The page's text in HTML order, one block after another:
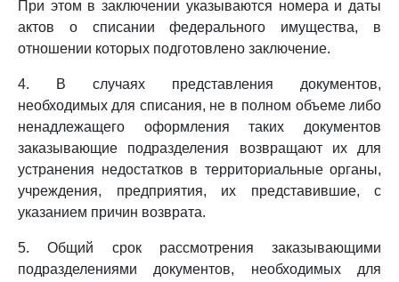
При этом в заключении указываются номера и даты
актов о списании федерального имущества, в
отношении которых подготовлено заключение.
4. В случаях представления документов,
необходимых для списания, не в полном объеме либо
ненадлежащего оформления таких документов
заказывающие подразделения возвращают их для
устранения недостатков в территориальные органы,
учреждения, предприятия, их представившие, с
указанием причин возврата.
5. Общий срок рассмотрения заказывающими
подразделениями документов, необходимых для